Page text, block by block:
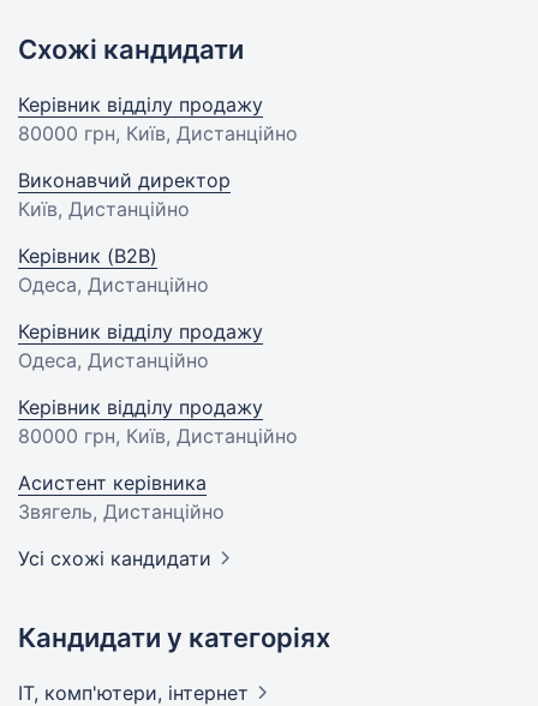
Схожі кандидати
Керівник відділу продажу
80000 грн, Київ, Дистанційно
Виконавчий директор
Київ, Дистанційно
Керівник (B2B)
Одеса, Дистанційно
Керівник відділу продажу
Одеса, Дистанційно
Керівник відділу продажу
80000 грн, Київ, Дистанційно
Асистент керівника
Звягель, Дистанційно
Усі схожі кандидати
Кандидати у категоріях
IT, комп'ютери, інтернет